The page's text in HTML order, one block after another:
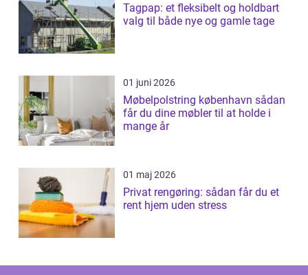
Tagpap: et fleksibelt og holdbart
valg til både nye og gamle tage
01 juni 2026
Møbelpolstring københavn sådan
får du dine møbler til at holde i
mange år
01 maj 2026
Privat rengøring: sådan får du et
rent hjem uden stress